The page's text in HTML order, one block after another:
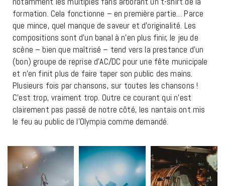
formation. Cela fonctionne – en première partie… Parce
que mince, quel manque de saveur et d’originalité. Les
compositions sont d’un banal à n’en plus finir, le jeu de
scène – bien que maîtrisé – tend vers la prestance d’un
(bon) groupe de reprise d’AC/DC pour une fête municipale
et n’en finit plus de faire taper son public des mains.
Plusieurs fois par chansons, sur toutes les chansons !
C’est trop, vraiment trop. Outre ce courant qui n’est
clairement pas passé de notre côté, les nantais ont mis
le feu au public de l’Olympia comme demandé.